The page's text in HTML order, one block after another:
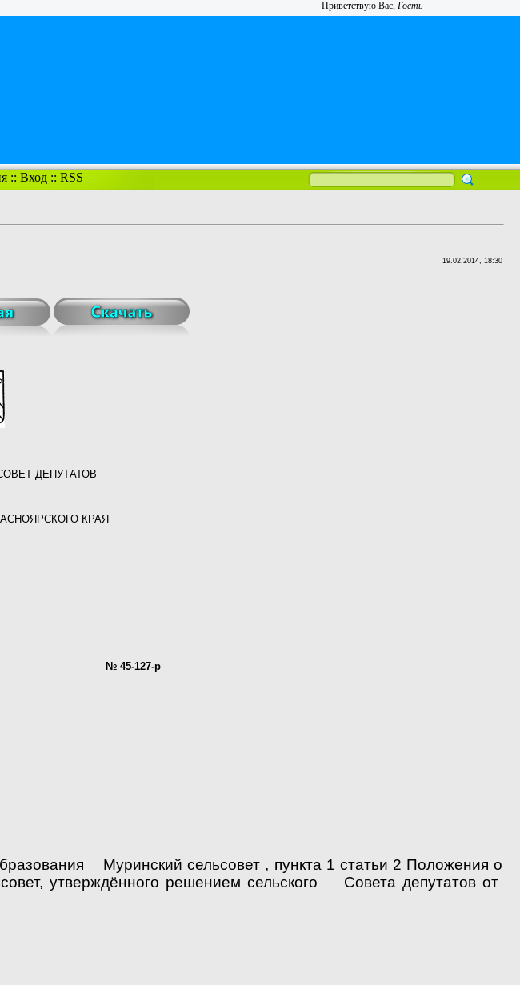
Приветствую Вас, Гость
:: Вход:: RSS
19.02.2014, 18:30
ДЕПУТАТОВ
КРАЯ
№ 45-127-р
Муринский сельсовет , пункта 1 статьи 2 Положения о
утверждённого решением сельского Совета депутатов от